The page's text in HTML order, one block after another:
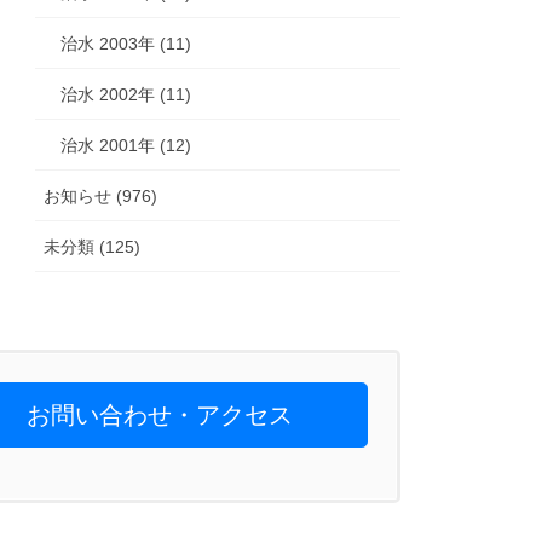
治水 2003年 (11)
治水 2002年 (11)
治水 2001年 (12)
お知らせ (976)
未分類 (125)
お問い合わせ・アクセス